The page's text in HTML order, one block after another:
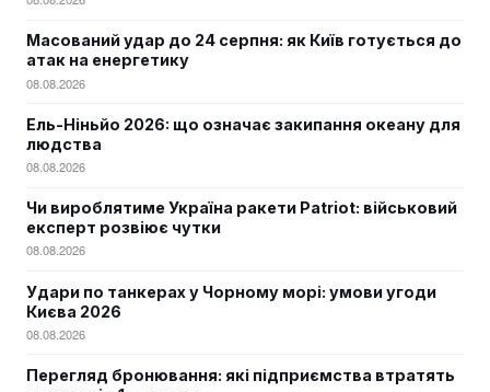
Масований удар до 24 серпня: як Київ готується до
атак на енергетику
08.08.2026
Ель-Ніньйо 2026: що означає закипання океану для
людства
08.08.2026
Чи вироблятиме Україна ракети Patriot: військовий
експерт розвіює чутки
08.08.2026
Удари по танкерах у Чорному морі: умови угоди
Києва 2026
08.08.2026
Перегляд бронювання: які підприємства втратять